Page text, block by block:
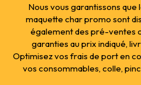
Nous vous garantissons
maquette char promo sont
également des pré-ventes
garanties au prix indiqué,
Optimisez vos frais de port en
vos consommables, colle,